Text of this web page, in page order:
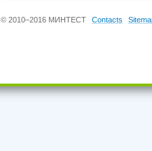
© 2010–2016 МИНТЕСТ Contacts